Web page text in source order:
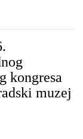
kongresa
muzej